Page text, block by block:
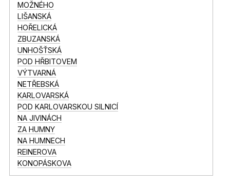
MOŽNÉHO
LIŠANSKÁ
HOŘELICKÁ
ZBUZANSKÁ
UNHOŠŤSKÁ
POD HŘBITOVEM
VÝTVARNÁ
NETŘEBSKÁ
KARLOVARSKÁ
POD KARLOVARSKOU SILNICÍ
NA JIVINÁCH
ZA HUMNY
NA HUMNECH
REINEROVA
KONOPÁSKOVA